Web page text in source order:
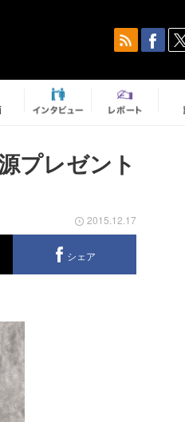
プレゼント
2015.12.17
シェア